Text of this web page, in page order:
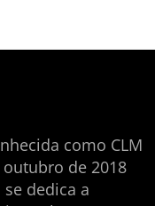
como CLM
de 2018
dedica a